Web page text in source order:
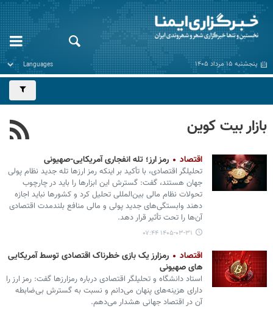
پنجشنبه ۱۵ مرداد ۱۴۰۵
بازار بیت کوین
اقتصاد رمز ارز؛ تله انفجاری آمریکایی-صهیونی
تحلیلگر اقتصادی، با تأکید بر اینکه رمز ارزها تله جدید نظام پولی
جهان هستند، گفت: گسترش این ابزارها را باید در چارچوب
تحولات نظام مالی بین‌المللی تحلیل کرد و کشورها نباید اجازه
دهند وابستگی‌های جدید پولی و مالی منافع بلندمدت اقتصادی
آن‌ها را تحت تأثیر قرار دهد.
۱۴۰۵-۰۳-۳۱ ۰۷:۴۴
اقتصاد
رمزارز یک بازی خطرناک اقتصادی توسط آمریکایی
های صهیونی
استاد دانشگاه و تحلیلگر اقتصادی درباره رمزارزها گفت: رمز ارز را
دارای هزینه‌های پنهان می‌دانم و نسبت به گسترش بی‌ضابطه
آن در اقتصاد جهانی هشدار می‌دهم.